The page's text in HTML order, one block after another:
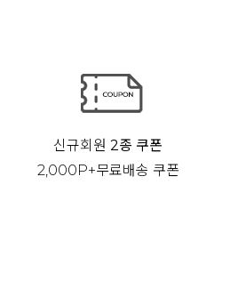
신규회원2종 쿠폰
2,000P+무료배송 쿠폰